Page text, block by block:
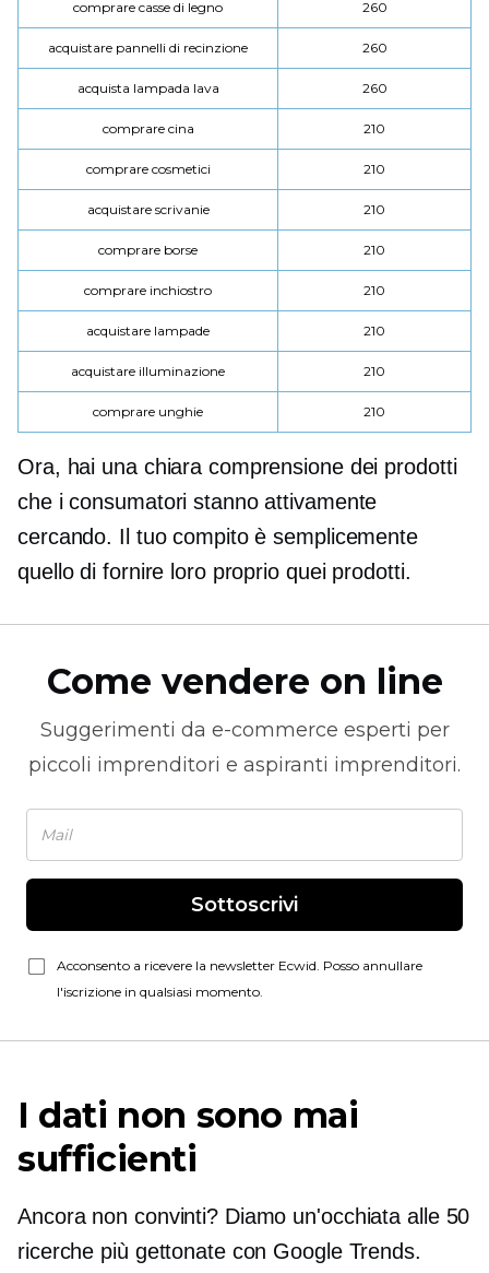
comprare casse di legno 260
acquistare pannelli di recinzione 260
acquista lampada lava 260
comprare cina 210
comprare cosmetici 210
acquistare scrivanie 210
comprare borse 210
comprare inchiostro 210
acquistare lampade 210
acquistare illuminazione 210
comprare unghie 210
Ora, hai una chiara comprensione dei prodotti
che i consumatori stanno attivamente
cercando. Il tuo compito è semplicemente
quello di fornire loro proprio quei prodotti.
Come vendere on line
Suggerimenti da e-commerce esperti per
piccoli imprenditori e aspiranti imprenditori.
Sottoscrivi
Acconsento a ricevere la newsletter Ecwid. Posso annullare
l'iscrizione in qualsiasi momento.
I dati non sono mai
sufficienti
Ancora non convinti? Diamo un'occhiata alle 50
ricerche più gettonate con Google Trends.